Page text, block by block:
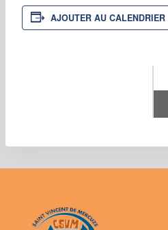
AJOUTER AU CALENDRIER
Évènement